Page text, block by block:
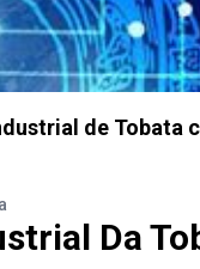
de Tobata
Da